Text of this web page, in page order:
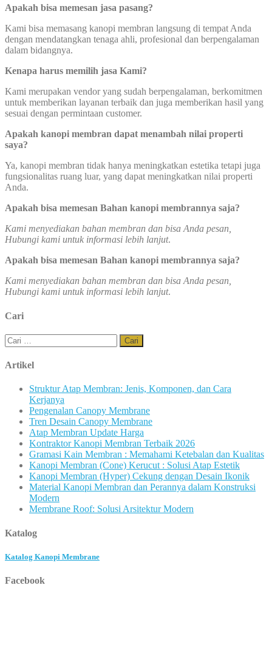
Apakah bisa memesan jasa pasang?
Kami bisa memasang kanopi membran langsung di tempat Anda
dengan mendatangkan tenaga ahli, profesional dan berpengalaman
dalam bidangnya.
Kenapa harus memilih jasa Kami?
Kami merupakan vendor yang sudah berpengalaman, berkomitmen
untuk memberikan layanan terbaik dan juga memberikan hasil yang
sesuai dengan permintaan customer.
Apakah kanopi membran dapat menambah nilai properti
saya?
Ya, kanopi membran tidak hanya meningkatkan estetika tetapi juga
fungsionalitas ruang luar, yang dapat meningkatkan nilai properti
Anda.
Apakah bisa memesan Bahan kanopi membrannya saja?
Kami menyediakan bahan membran dan bisa Anda pesan,
Hubungi kami untuk informasi lebih lanjut.
Apakah bisa memesan Bahan kanopi membrannya saja?
Kami menyediakan bahan membran dan bisa Anda pesan,
Hubungi kami untuk informasi lebih lanjut.
Cari
Cari
untuk:
Artikel
Struktur Atap Membran: Jenis, Komponen, dan Cara
Kerjanya
Pengenalan Canopy Membrane
Tren Desain Canopy Membrane
Atap Membran Update Harga
Kontraktor Kanopi Membran Terbaik 2026
Gramasi Kain Membran : Memahami Ketebalan dan Kualitas
Kanopi Membran (Cone) Kerucut : Solusi Atap Estetik
Kanopi Membran (Hyper) Cekung dengan Desain Ikonik
Material Kanopi Membran dan Perannya dalam Konstruksi
Modern
Membrane Roof: Solusi Arsitektur Modern
Katalog
Katalog Kanopi Membrane
Facebook